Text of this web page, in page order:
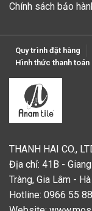
Chính sách bảo
Quy trình đặt hàng
Hình thức thanh toán
THANH HAI CO.,
Địa chỉ: 41B -
Tràng, Gia Lâm -
Hotline: 0966 55